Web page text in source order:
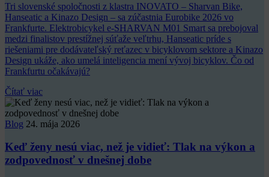
Tri slovenské spoločnosti z klastra INOVATO – Sharvan Bike,
Hanseatic a Kinazo Design – sa zúčastnia Eurobike 2026 vo
Frankfurte. Elektrobicykel e-SHARVAN M01 Smart sa prebojoval
medzi finalistov prestížnej súťaže veľtrhu, Hanseatic príde s
riešeniami pre dodávateľský reťazec v bicyklovom sektore a Kinazo
Design ukáže, ako umelá inteligencia mení vývoj bicyklov. Čo od
Frankfurtu očakávajú?
Čítať viac
Blog 24. mája 2026
Keď ženy nesú viac, než je vidieť: Tlak na výkon a
zodpovednosť v dnešnej dobe